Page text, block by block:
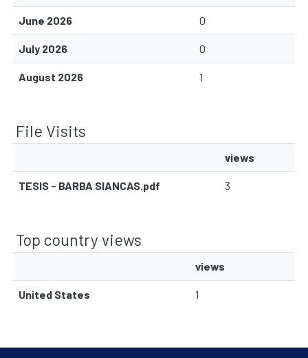
All of DSpace
June 2026 0
July 2026 0
August 2026 1
File Visits
views
TESIS - BARBA SIANCAS.pdf 3
Top country views
views
United States 1